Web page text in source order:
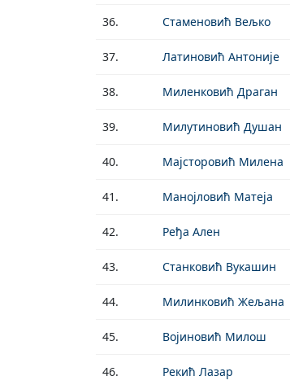
36. Стаменовић Вељко
37. Латиновић Антоније
38. Миленковић Драган
39. Милутиновић Душан
40. Мајсторовић Милена
41. Манојловић Матеја
42. Ређа Ален
43. Станковић Вукашин
44. Милинковић Жељана
45. Војиновић Милош
46. Рекић Лазар